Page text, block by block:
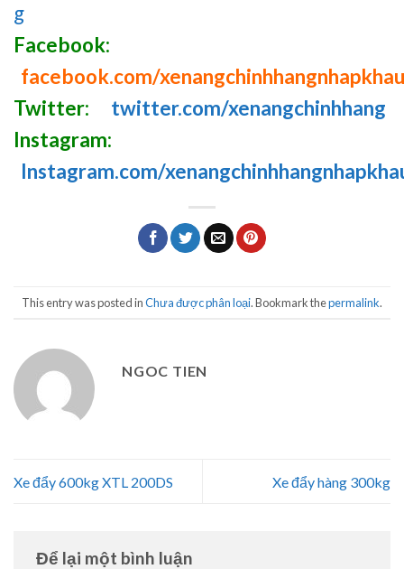
g
Facebook:
facebook.com/xenangchinhhangnhapkhau
Twitter:
twitter.com/xenangchinhhang
Instagram:
Instagram.com/
This entry was posted inChưa được phân loại. Bookmark thepermalink.
NGOC TIEN
Xe đẩy 600kg XTL 200DS Xe đẩy hàng 300kg
Để lại một bình luận